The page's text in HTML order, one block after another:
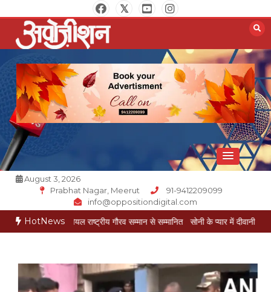
to
content
Opposition Digital
August 3, 2026
Prabhat Nagar, Meerut
91-9412209099
info@oppositiondigital.com
HotNews
गोयल राष्ट्रीय गौरव सम्मान से सम्मानित सोनी के प्यार में दीवानी सीता पहुंची मेरठ